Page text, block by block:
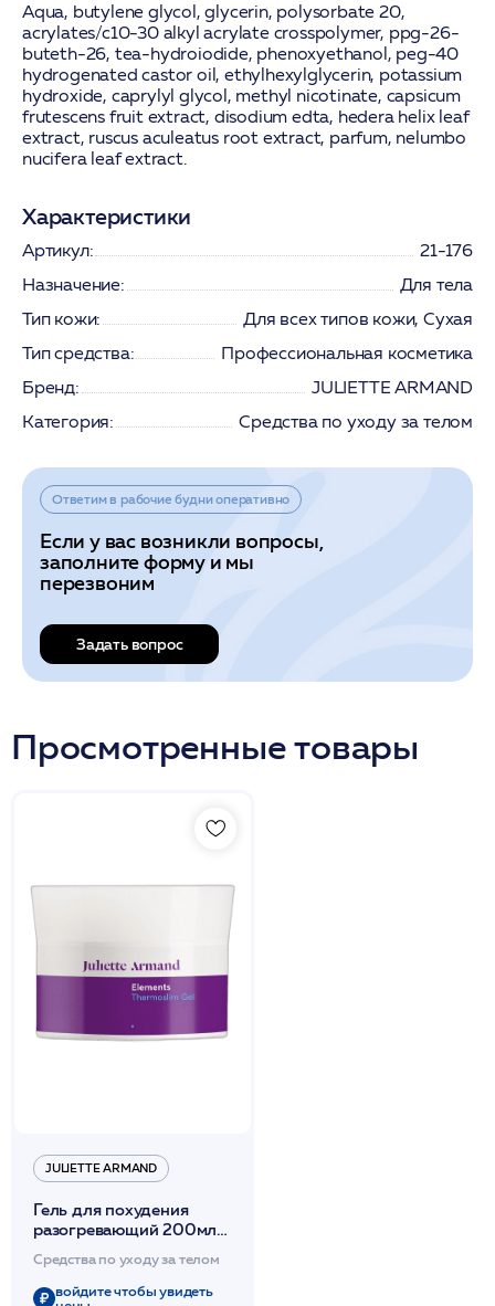
Aqua, butylene glycol, glycerin, polysorbate 20,
acrylates/c10-30 alkyl acrylate crosspolymer, ppg-26-
buteth-26, tea-hydroiodide, phenoxyethanol, peg-40
hydrogenated castor oil, ethylhexylglycerin, potassium
hydroxide, caprylyl glycol, methyl nicotinate, capsicum
frutescens fruit extract, disodium edta, hedera helix leaf
extract, ruscus aculeatus root extract, parfum, nelumbo
nucifera leaf extract.
Характеристики
Артикул:
21-176
Назначение:
Для тела
Тип кожи:
Для всех типов кожи, Сухая
Тип средства:
Профессиональная косметика
Бренд:
JULIETTE ARMAND
Категория:
Средства по уходу за телом
Ответим в рабочие будни оперативно
Если у вас возникли вопросы,
заполните форму и мы
перезвоним
Задать вопрос
Просмотренные товары
JULIETTE ARMAND
Гель для похудения
разогревающий 200мл
/JA
Средства по уходу за телом
войдите чтобы увидеть